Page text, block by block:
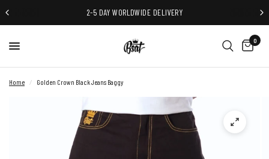
2-5 DAY WORLDWIDE DELIVERY
0
Home / Golden Crown Black Jeans Baggy